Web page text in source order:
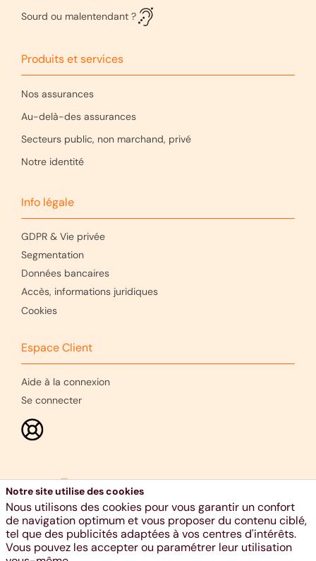
Sourd ou malentendant ?
Produits et services
Nos assurances
Au-delà-des assurances
Secteurs public, non marchand, privé
Notre identité
Info légale
GDPR & Vie privée
Segmentation
Données bancaires
Accès, informations juridiques
Cookies
Espace Client
Aide à la connexion
Se connecter
Ethias s.a., voie Gisèle Halimi 10, 4000 Liège - RPM Liège -
Notre site utilise des cookies
Nous utilisons des cookies pour vous garantir un confort
de navigation optimum et vous proposer du contenu ciblé,
tel que des publicités adaptées à vos centres d'intérêts.
Vous pouvez les accepter ou paramétrer leur utilisation